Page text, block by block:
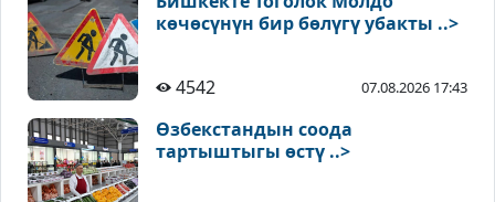
көчөсүнүн бир бөлүгү убакты ..>
4542 07.08.2026 17:43
Өзбекстандын соода
тартыштыгы өстү ..>